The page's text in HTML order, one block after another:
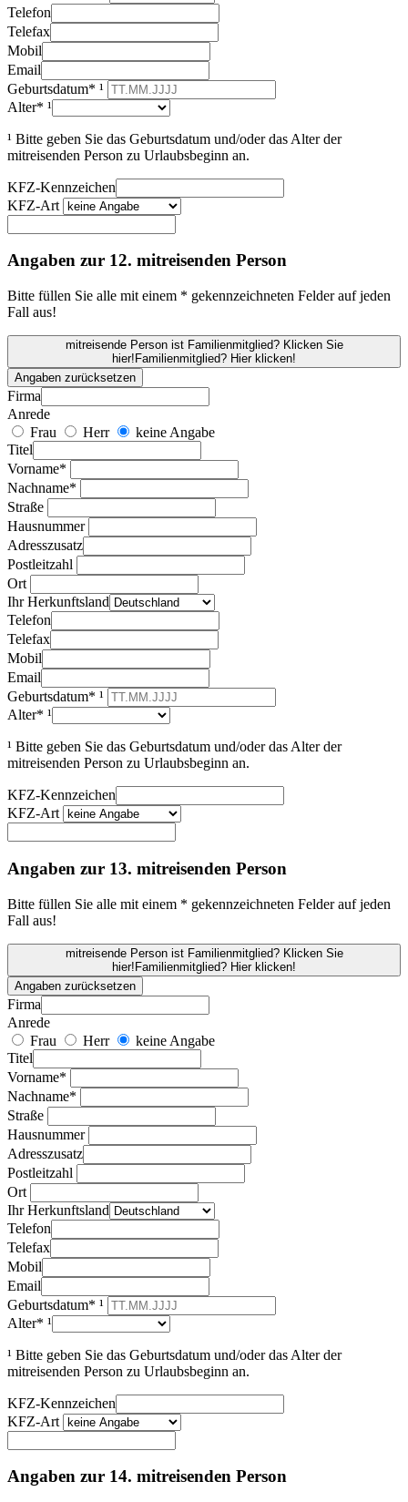
Telefon
Telefax
Mobil
Email
Geburtsdatum* ¹
Alter* ¹
¹ Bitte geben Sie das Geburtsdatum und/oder das Alter der
mitreisenden Person zu Urlaubsbeginn an.
KFZ-Kennzeichen
KFZ-Art
Angaben zur 12. mitreisenden Person
Bitte füllen Sie alle mit einem * gekennzeichneten Felder auf jeden
Fall aus!
mitreisende Person ist Familienmitglied? Klicken Sie
hier! Familienmitglied? Hier klicken!
Angaben zurücksetzen
Firma
Anrede
Frau
Herr
keine Angabe
Titel
Vorname*
Nachname*
Straße
Hausnummer
Adresszusatz
Postleitzahl
Ort
Ihr Herkunftsland
Telefon
Telefax
Mobil
Email
Geburtsdatum* ¹
Alter* ¹
¹ Bitte geben Sie das Geburtsdatum und/oder das Alter der
mitreisenden Person zu Urlaubsbeginn an.
KFZ-Kennzeichen
KFZ-Art
Angaben zur 13. mitreisenden Person
Bitte füllen Sie alle mit einem * gekennzeichneten Felder auf jeden
Fall aus!
mitreisende Person ist Familienmitglied? Klicken Sie
hier!Familienmitglied? Hier klicken!
Angaben zurücksetzen
Firma
Anrede
Frau
Herr
keine Angabe
Titel
Vorname*
Nachname*
Straße
Hausnummer
Adresszusatz
Postleitzahl
Ort
Ihr Herkunftsland
Telefon
Telefax
Mobil
Email
Geburtsdatum* ¹
Alter* ¹
¹ Bitte geben Sie das Geburtsdatum und/oder das Alter der
mitreisenden Person zu Urlaubsbeginn an.
KFZ-Kennzeichen
KFZ-Art
Angaben zur 14. mitreisenden Person